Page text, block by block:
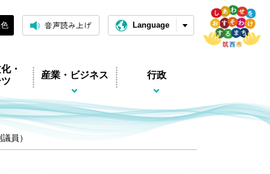
音声読み上げ Language
・
産業・ビジネス 行政
員）